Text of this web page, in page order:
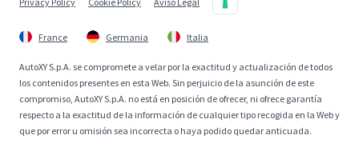
France Germania Italia
AutoXY S.p.A. se compromete a velar por la exactitud y actualización de todos
los contenidos presentes en esta Web. Sin perjuicio de la asunción de este
compromiso, AutoXY S.p.A. no está en posición de ofrecer, ni ofrece garantía
respecto a la exactitud de la información de cualquier tipo recogida en la Web y
que por error u omisión sea incorrecta o haya podido quedar anticuada.